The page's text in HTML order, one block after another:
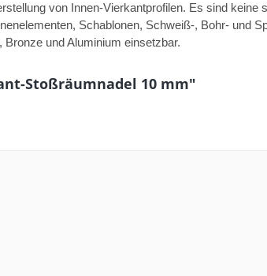
von Innen-Vierkantprofilen. Es sind keine
Schablonen, Schweiß-, Bohr- und
und Aluminium einsetzbar.
Stoßräumnadel 10 mm"